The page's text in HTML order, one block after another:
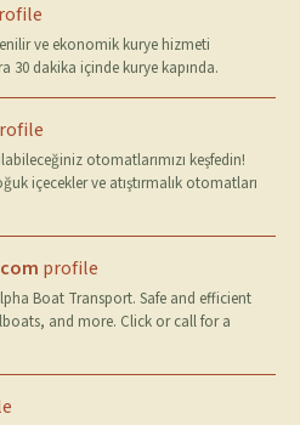
ve ekonomik kurye hizmeti
30 dakika içinde kurye kapında.
otomatlarımızı keşfedin!
içecekler ve atıştırmalık otomatları
profile
Boat Transport. Safe and efficient
and more. Click or call for a